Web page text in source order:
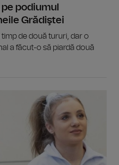
podiumul
Grădiştei
de două tururi, dar o
a făcut-o să piardă două